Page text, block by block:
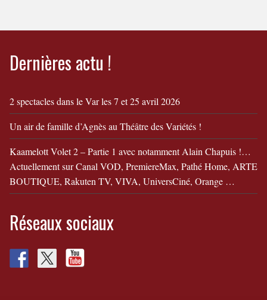
Dernières actu !
2 spectacles dans le Var les 7 et 25 avril 2026
Un air de famille d’Agnès au Théâtre des Variétés !
Kaamelott Volet 2 – Partie 1 avec notamment Alain Chapuis !…
Actuellement sur Canal VOD, PremiereMax, Pathé Home, ARTE
BOUTIQUE, Rakuten TV, VIVA, UniversCiné, Orange …
Réseaux sociaux